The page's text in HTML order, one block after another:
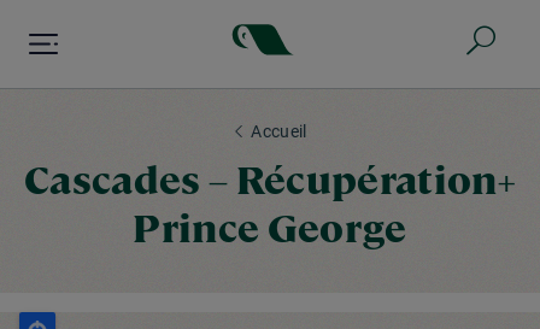
Accueil
Cascades – Récupération+
Prince George